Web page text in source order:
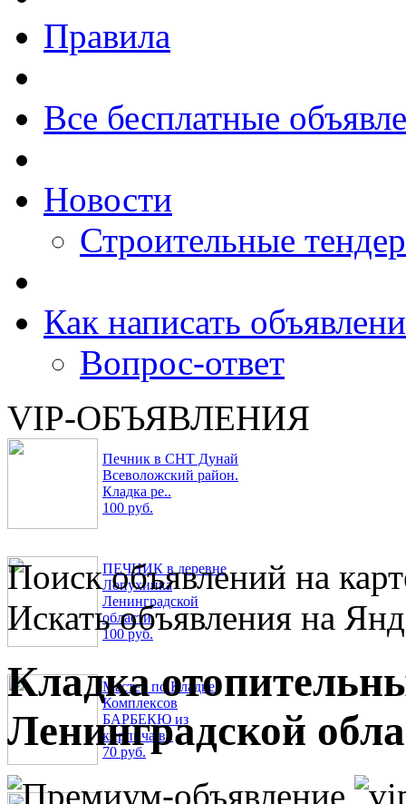
Правила
Все бесплатные
Новости
Строительные
Как написать
Вопрос-ответ
VIP-ОБЪЯВЛЕНИЯ
Печник в СНТ Дунай
Всеволожский район.
Кладка ре..
100 руб.
ПЕЧНИК в деревне
Лопухинка
Ленинградской
области
100 руб.
Мастер по Кладке
Комплексов
БАРБЕКЮ из
кирпича в..
70 руб.
Поиск объявлений на
Искать объявления на
Кладка
Ленинградской